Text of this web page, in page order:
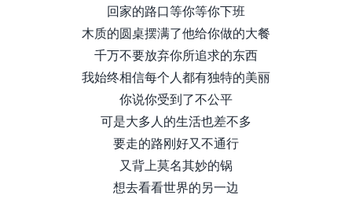
回家的路口等你等你下班
木质的圆桌摆满了他给你做的大餐
千万不要放弃你所追求的东西
我始终相信每个人都有独特的美丽
你说你受到了不公平
可是大多人的生活也差不多
要走的路刚好又不通行
又背上莫名其妙的锅
想去看看世界的另一边